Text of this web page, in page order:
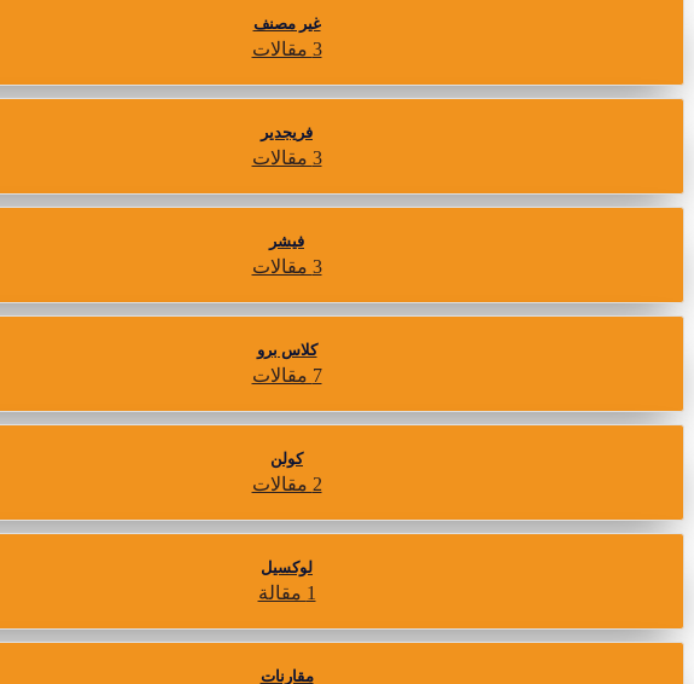
غير مصنف
3 مقالات
فريجدير
3 مقالات
فيشر
3 مقالات
كلاس برو
7 مقالات
كولن
2 مقالات
لوكسيل
1 مقالة
مقارنات